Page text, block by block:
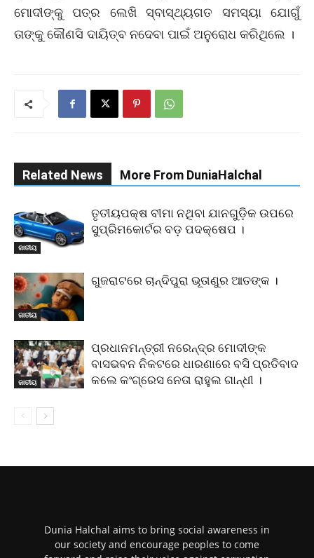
ମୋଦୀଙ୍କୁ ପତ୍ର ଲେଖି ସ୍ବାସ୍ଥ୍ୟଗତ ସମସ୍ୟା ଯୋଗୁଁ
ତାଙ୍କୁ କୌଣସି ଦାୟିତ୍ବ ନଦେବା ପାଇଁ ଅନୁରୋଧ କରିଥିଲେ ।
Related News More From DuniaHalchal
ଜାତୀୟ
ତୃତୀୟପକ୍ଷ ବୀମା ନଥିବା ଯାନଗୁଡ଼ିକ ଉପରେ
ସୁପ୍ରିମକୋର୍ଟର ବଡ଼ ପଦକ୍ଷେପ ।
ଜାତୀୟ
ଗୁଜରାଟରେ ଚାନ୍ଦିପୁରା ଭୂତାଣୁର ଆତଙ୍କ ।
ଜାତୀୟ
ପ୍ରଧାନମନ୍ତ୍ରୀ ନରେନ୍ଦ୍ର ମୋଦୀଙ୍କ
ବାସଭବନ ନିକଟରେ ଧାରଣାରେ ବସି ପ୍ରତିବାଦ
କଲେ କଂଗ୍ରେସ ନେତା ରାହୁଲ ଗାନ୍ଧୀ ।
Dunia Halchal aims to bring social awareness in
our society and encourage peoples to come